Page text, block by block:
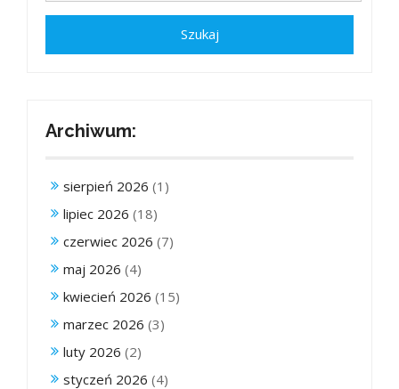
Archiwum:
sierpień 2026 (1)
lipiec 2026 (18)
czerwiec 2026 (7)
maj 2026 (4)
kwiecień 2026 (15)
marzec 2026 (3)
luty 2026 (2)
styczeń 2026 (4)